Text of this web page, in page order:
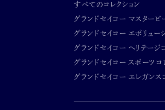
すべてのコレクション
グランドセイコー マスターピ
グランドセイコー エボリュー
グランドセイコー ヘリテージ
グランドセイコー スポーツコ
グランドセイコー エレガンス